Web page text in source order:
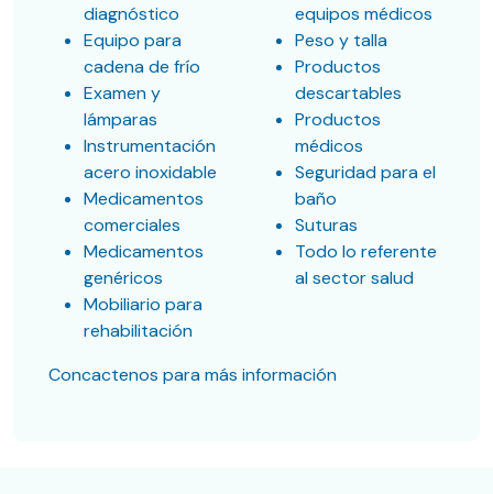
diagnóstico
Equipo para
cadena de frío
Examen y
lámparas
Instrumentación
acero inoxidable
Medicamentos
comerciales
Medicamentos
genéricos
Mobiliario para
rehabilitación
equipos médicos
Peso y talla
Productos
descartables
Productos
médicos
Seguridad para el
baño
Suturas
Todo lo referente
al sector salud
Concactenos para más información